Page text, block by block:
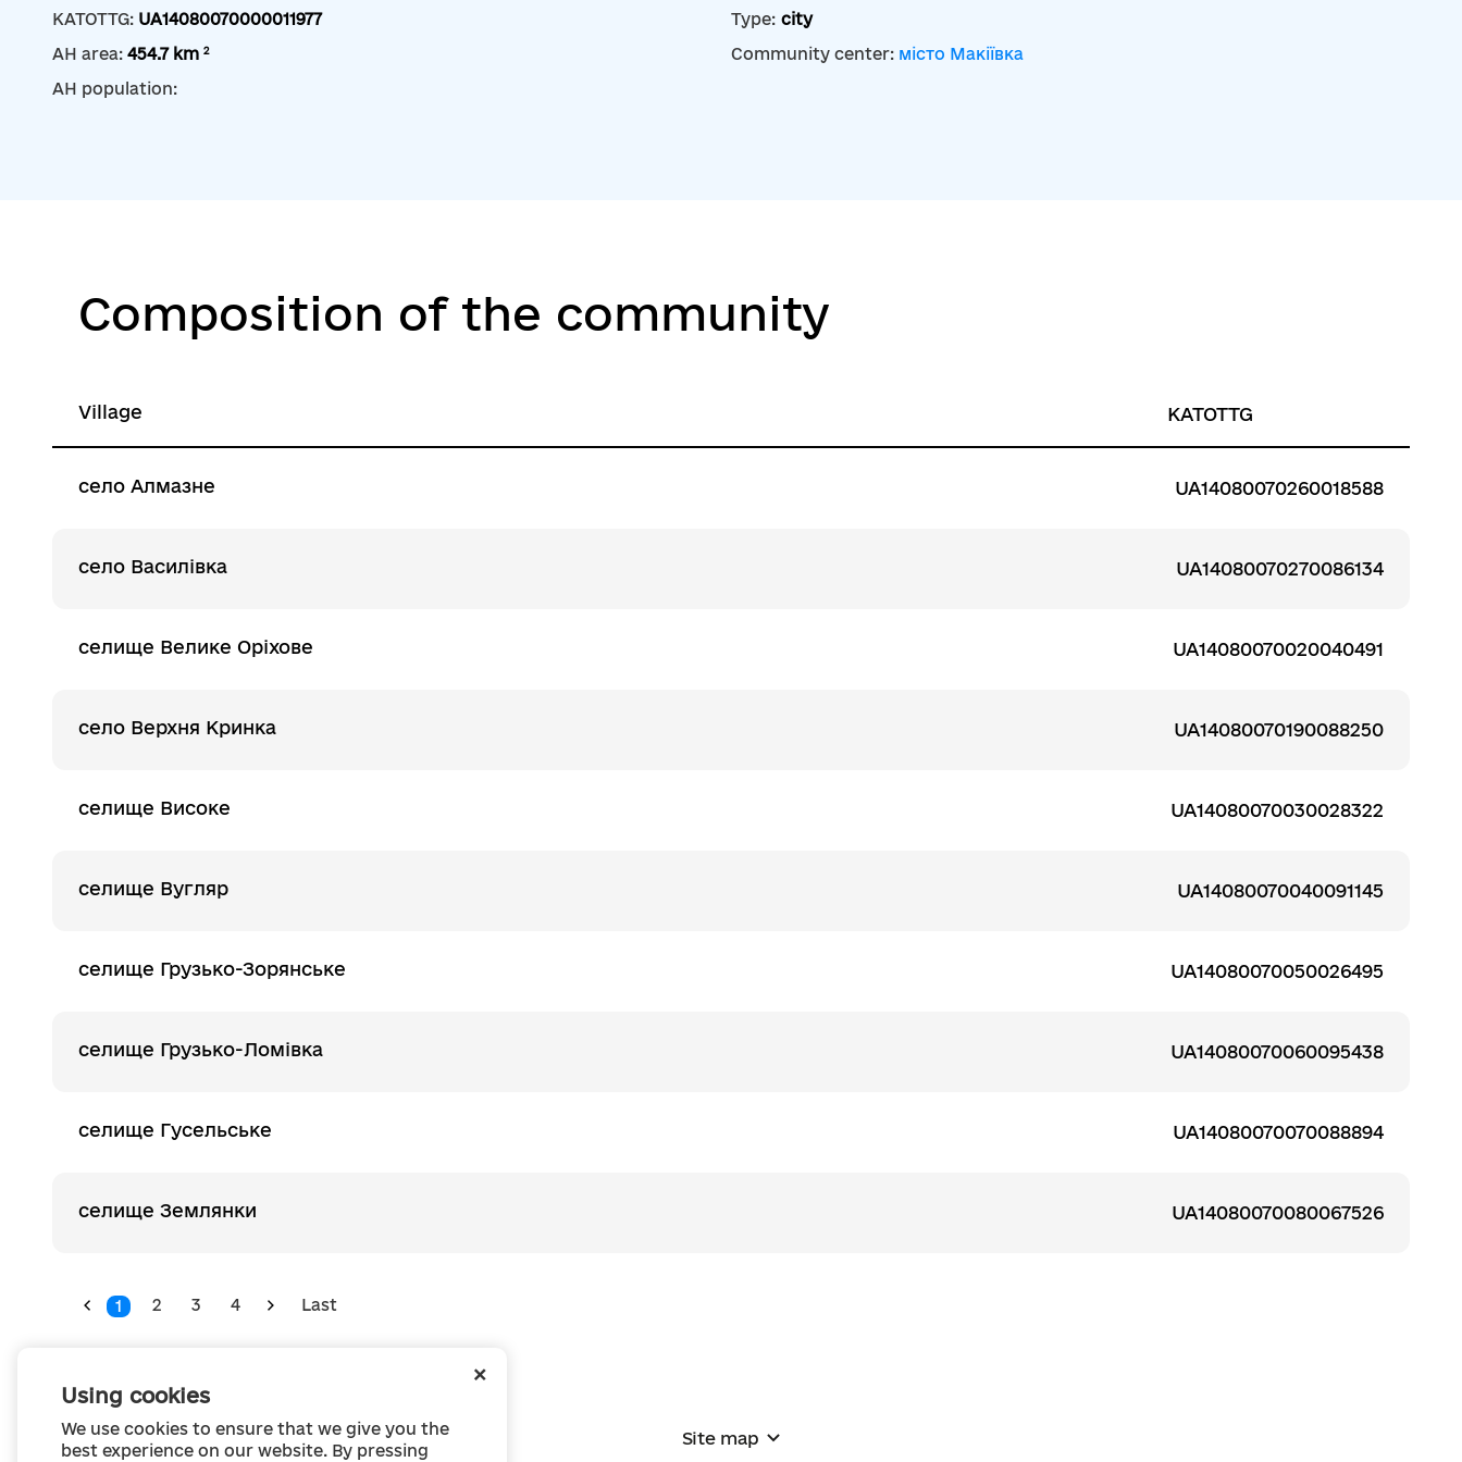
+
Using cookies
We use cookies to ensure that we give you the
best experience on our website. By pressing
KATOTTG: UA14080070000011977 Type: city
AH area: 454.7 km 2 Community center: місто Макіївка
AH population:
Composition of the community
Village KATOTTG
село Алмазне UA14080070260018588
село Василівка UA14080070270086134
селище Велике Оріхове UA14080070020040491
село Верхня Кринка UA14080070190088250
селище Високе UA14080070030028322
селище Вугляр UA14080070040091145
селище Грузько-Зорянське UA14080070050026495
селище Грузько-Ломівка UA14080070060095438
селище Гусельське UA14080070070088894
селище Землянки UA14080070080067526
1 2 3 4 Last
Site map